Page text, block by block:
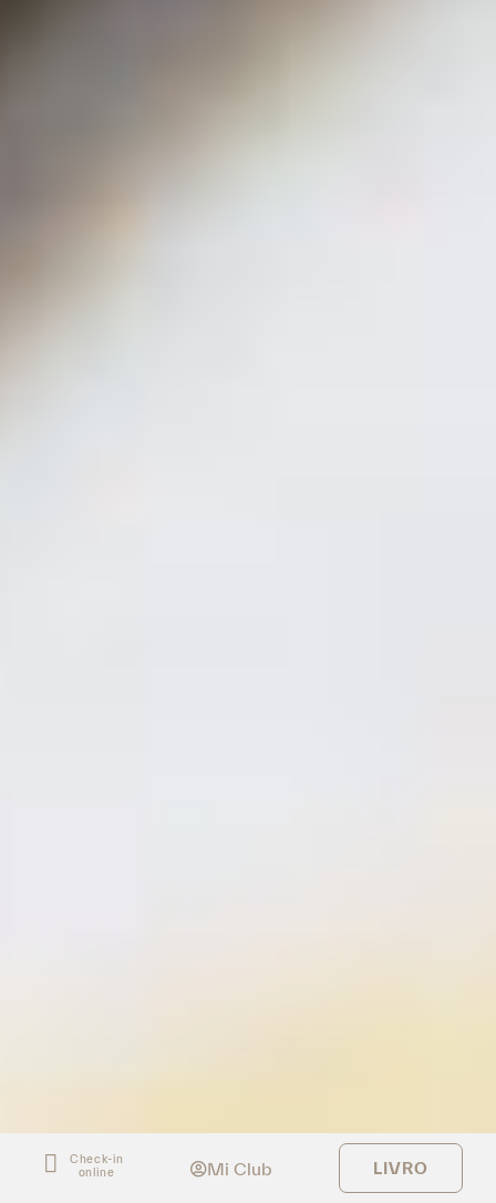
Check-in
online
Mi Club LIVRO